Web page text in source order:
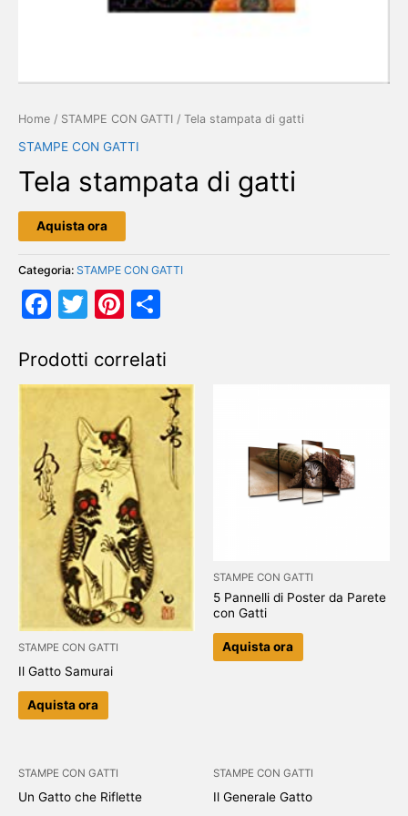
Home / STAMPE CON GATTI / Tela stampata di gatti
STAMPE CON GATTI
Tela stampata di gatti
Aquista ora
Categoria: STAMPE CON GATTI
Facebook
TwitterPinterest
Prodotti correlati
STAMPE CON GATTI
Il Gatto Samurai
Aquista ora
STAMPE CON GATTI
5 Pannelli di Poster da Parete
con Gatti
Aquista ora
STAMPE CON GATTI
Un Gatto che Riflette
STAMPE CON GATTI
Il Generale Gatto